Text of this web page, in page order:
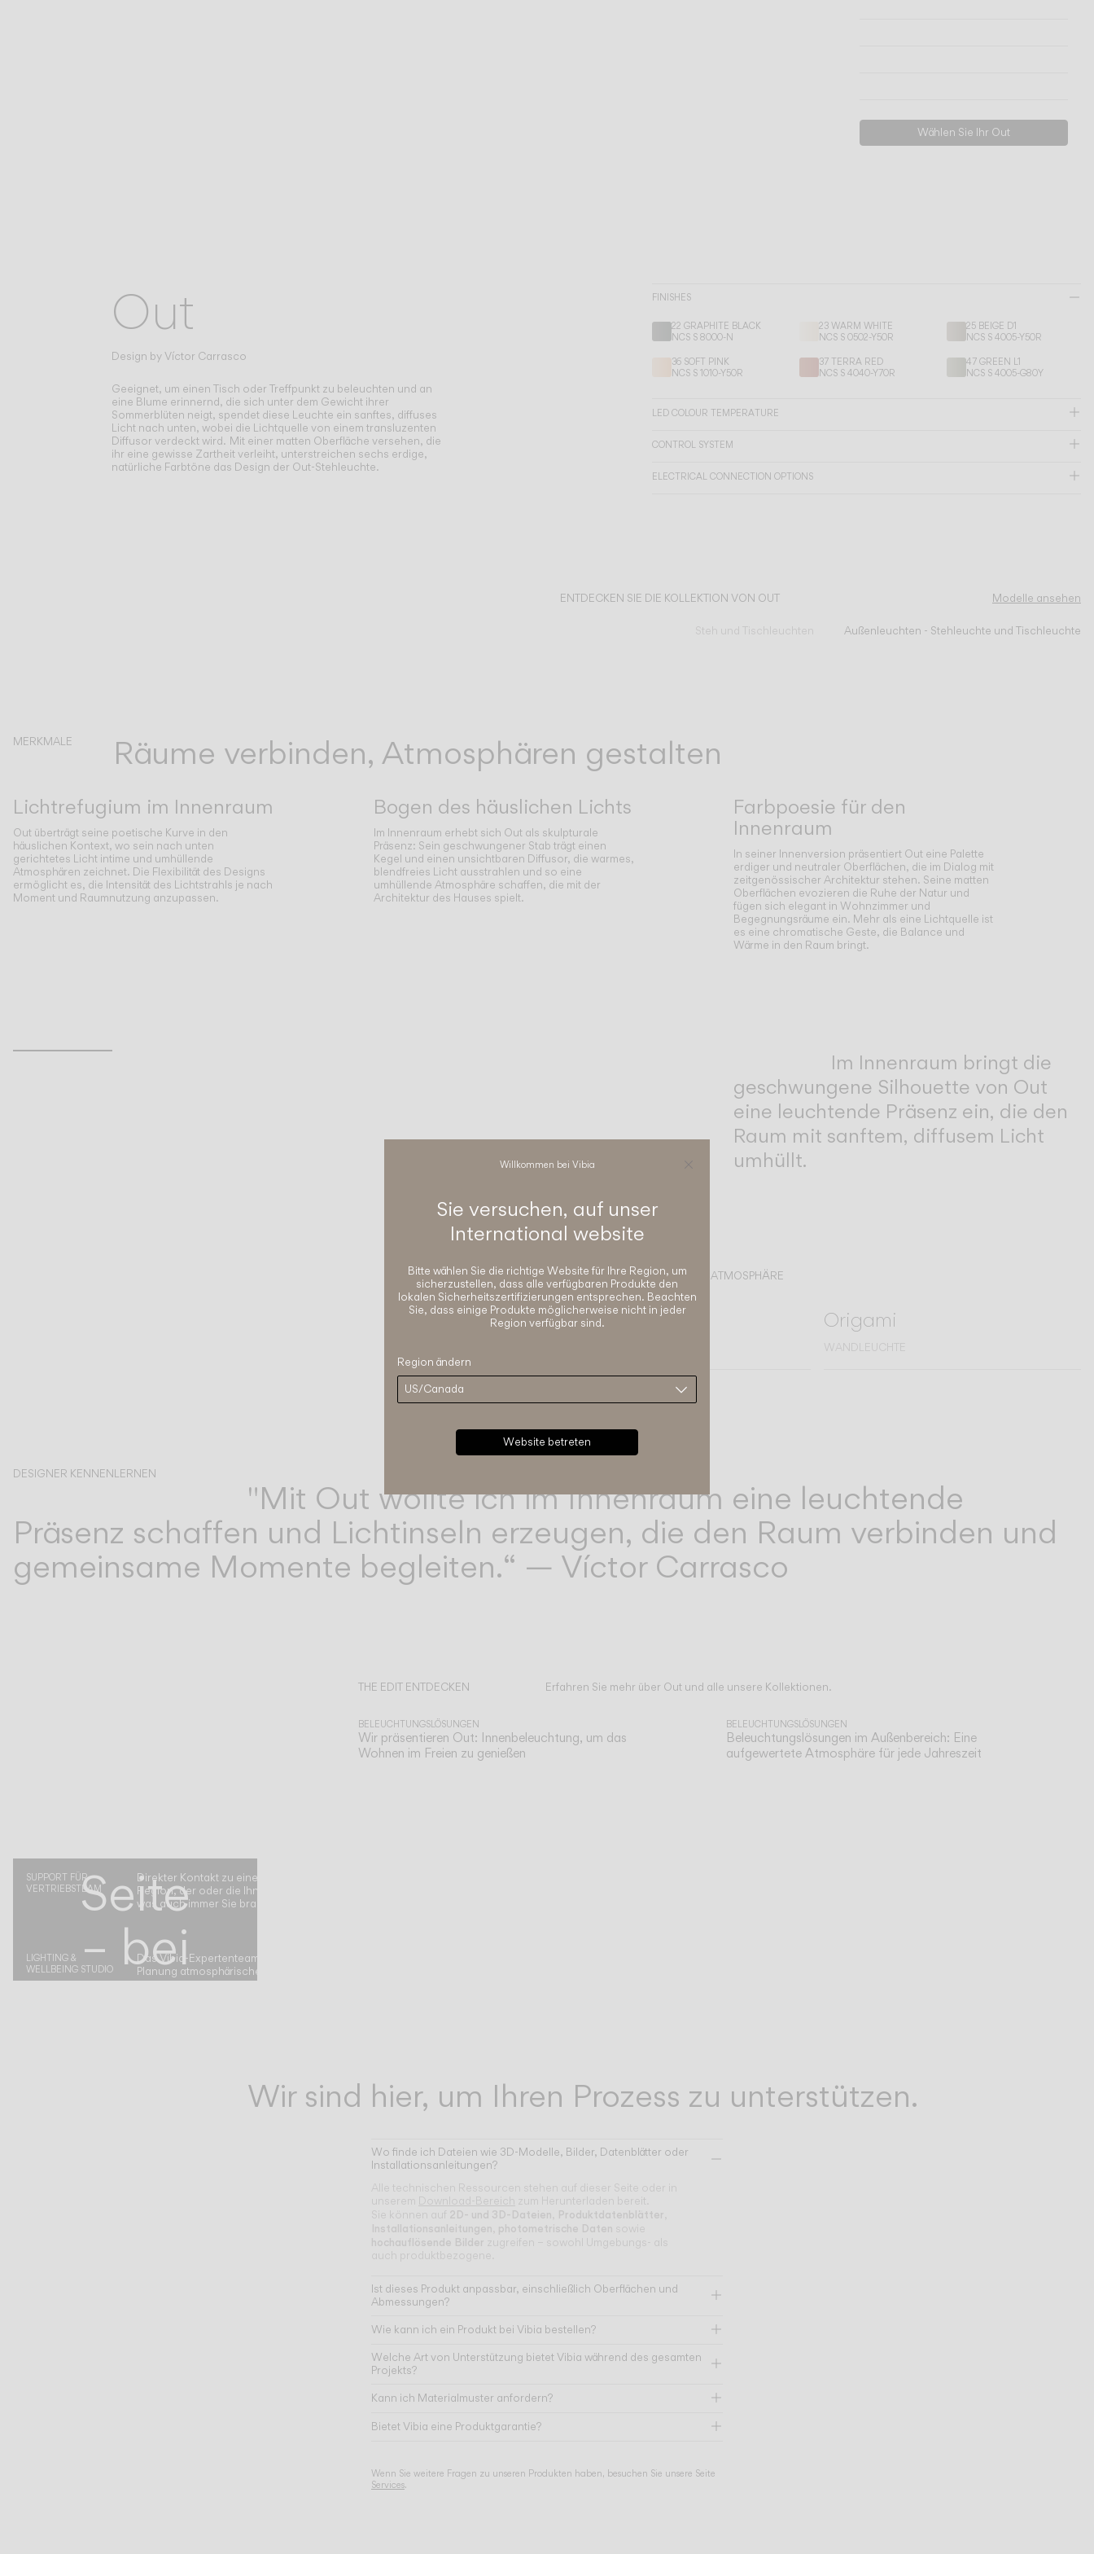
Wählen Sie Ihr Out
Out
Design byVíctor Carrasco
Geeignet, um einen Tisch oder Treffpunkt zu beleuchten und an
eine Blume erinnernd, die sich unter dem Gewicht ihrer
Sommerblüten neigt, spendet diese Leuchte ein sanftes, diffuses
Licht nach unten, wobei die Lichtquelle von einem transluzenten
Diffusor verdeckt wird. Mit einer matten Oberfläche versehen, die
ihr eine gewisse Zartheit verleiht, unterstreichen sechs erdige,
natürliche Farbtöne das Design der Out-Stehleuchte.
FINISHES
22 GRAPHITE BLACK
NCS S 8000-N
23 WARM WHITE
NCS S 0502-Y50R
25 BEIGE D1
NCS S 4005-Y50R
36 SOFT PINK
NCS S 1010-Y50R
37 TERRA RED
NCS S 4040-Y70R
47 GREEN L1
NCS S 4005-G80Y
LED COLOUR TEMPERATURE
CONTROL SYSTEM
ELECTRICAL CONNECTION OPTIONS
ENTDECKEN SIE DIE KOLLEKTION VON OUT Modelle ansehen
Steh und Tischleuchten Außenleuchten - Stehleuchte und Tischleuchte
MERKMALE Räume verbinden, Atmosphären gestalten
Lichtrefugium im Innenraum
Out überträgt seine poetische Kurve in den
häuslichen Kontext, wo sein nach unten
gerichtetes Licht intime und umhüllende
Atmosphären zeichnet. Die Flexibilität des Designs
ermöglicht es, die Intensität des Lichtstrahls je nach
Moment und Raumnutzung anzupassen.
Bogen des häuslichen Lichts
Im Innenraum erhebt sich Out als skulpturale
Präsenz: Sein geschwungener Stab trägt einen
Kegel und einen unsichtbaren Diffusor, die warmes,
blendfreies Licht ausstrahlen und so eine
umhüllende Atmosphäre schaffen, die mit der
Architektur des Hauses spielt.
Farbpoesie für den
Innenraum
In seiner Innenversion präsentiert Out eine Palette
erdiger und neutraler Oberflächen, die im Dialog mit
zeitgenössischer Architektur stehen. Seine matten
Oberflächen evozieren die Ruhe der Natur und
fügen sich elegant in Wohnzimmer und
Begegnungsräume ein. Mehr als eine Lichtquelle ist
es eine chromatische Geste, die Balance und
Wärme in den Raum bringt.
Inspirational Book
Im Innenraum bringt die
geschwungene Silhouette von Out
eine leuchtende Präsenz ein, die den
Raum mit sanftem, diffusem Licht
umhüllt.
VERVOLLSTÄNDIGEN SIE IHRE ATMOSPHÄRE
Break plus Origami
WANDLEUCHTE
DESIGNER KENNENLERNEN
"Mit Out wollte ich im Innenraum eine leuchtende
Präsenz schaffen und Lichtinseln erzeugen, die den Raum verbinden und
gemeinsame Momente begleiten.“ — Víctor Carrasco
THE EDIT ENTDECKEN Erfahren Sie mehr über Out und alle unsere Kollektionen.
Alles lesen
BELEUCHTUNGSLÖSUNGEN
Wir präsentieren Out: Innenbeleuchtung, um das
Wohnen im Freien zu genießen
BELEUCHTUNGSLÖSUNGEN
Beleuchtungslösungen im Außenbereich: Eine
aufgewertete Atmosphäre für jede Jahreszeit
Seite
– bei
jedem
SUPPORT FÜR
VERTRIEBSTEAM
Direkter Kontakt zu einem Vibia-Vertreter in Ihrer
Region, der oder die Ihnen bei allem weiterhilft,
was auch immer Sie brauchen.
LIGHTING &
WELLBEING STUDIO
Das Vibia-Expertenteam begleitet Sie bei der
Planung atmosphärischer Raumkonzepte.
Wir sind hier, um Ihren Prozess zu unterstützen.
Wo finde ich Dateien wie 3D-Modelle, Bilder, Datenblätter oder
Installationsanleitungen?
Alle technischen Ressourcen stehen auf dieser Seite oder in
unserem Download-Bereich zum Herunterladen bereit.
Sie können auf 2D- und 3D-Dateien Produktdatenblätter
Installationsanleitungen photometrische Daten sowie
hochauflösende Bilder zugreifen – sowohl Umgebungs- als
auch produktbezogene.
Ist dieses Produkt anpassbar, einschließlich Oberflächen und
Abmessungen?
Wie kann ich ein Produkt bei Vibia bestellen?
Welche Art von Unterstützung bietet Vibia während des gesamten
Projekts?
Kann ich Materialmuster anfordern?
Bietet Vibia eine Produktgarantie?
Wenn Sie weitere Fragen zu unseren Produkten haben, besuchen Sie unsere Seite
Services.
Willkommen bei Vibia
Sie versuchen, auf unser
International website
Bitte wählen Sie die richtige Website für Ihre Region, um
sicherzustellen, dass alle verfügbaren Produkte den
lokalen Sicherheitszertifizierungen entsprechen. Beachten
Sie, dass einige Produkte möglicherweise nicht in jeder
Region verfügbar sind.
Region ändern
Website betreten